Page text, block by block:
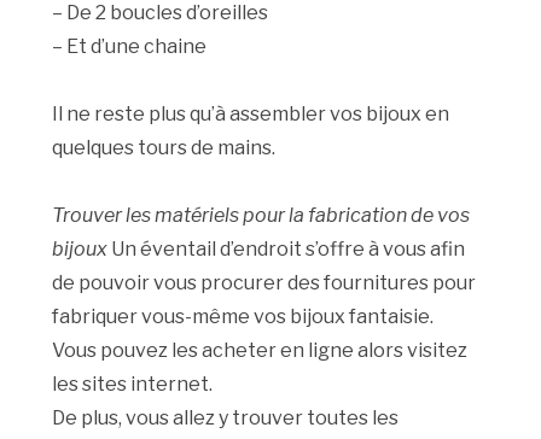
– De 2 boucles d’oreilles
– Et d’une chaine
Il ne reste plus qu’à assembler vos bijoux en
quelques tours de mains.
Trouver les matériels pour la fabrication de vos
bijoux Un éventail d’endroit s’offre à vous afin
de pouvoir vous procurer des fournitures pour
fabriquer vous-même vos bijoux fantaisie.
Vous pouvez les acheter en ligne alors visitez
les sites internet.
De plus, vous allez y trouver toutes les